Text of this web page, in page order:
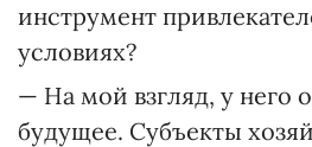
инструмент
условиях?
— На мой взгляд, у него
будущее. Субъекты